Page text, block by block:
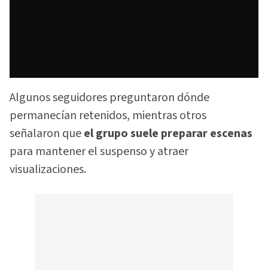
Algunos seguidores preguntaron dónde
permanecían retenidos, mientras otros
señalaron queel grupo suele preparar escenas
para mantener el suspenso y atraer
visualizaciones.